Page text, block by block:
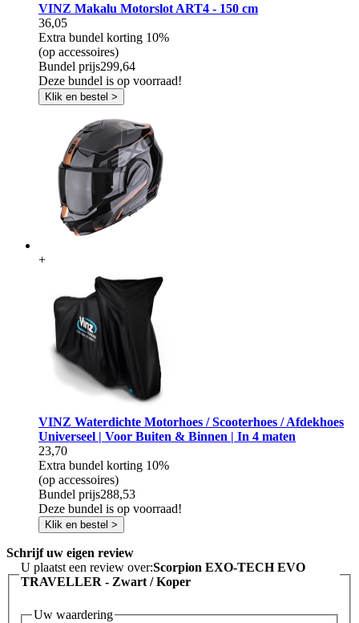
VINZ Makalu Motorslot ART4 - 150 cm
36,05
Extra bundel korting 10%
(op accessoires)
Bundel prijs299,64
Deze bundel is op voorraad!
Klik en bestel >
+
VINZ Waterdichte Motorhoes / Scooterhoes / Afdekhoes
Universeel | Voor Buiten & Binnen | In 4 maten
23,70
Extra bundel korting 10%
(op accessoires)
Bundel prijs288,53
Deze bundel is op voorraad!
Klik en bestel >
Schrijf uw eigen review
U plaatst een review over:Scorpion EXO-TECH EVO
TRAVELLER - Zwart / Koper
Uw waardering